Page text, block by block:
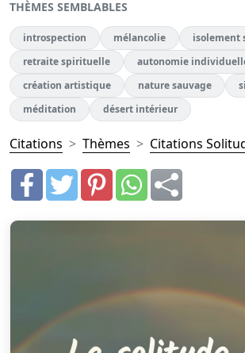
THÈMES SEMBLABLES
introspection mélancolie
isolement
retraite spirituelle
autonomie
création artistique
nature sauvage
méditation
désert intérieur
Citations Thèmes Citations